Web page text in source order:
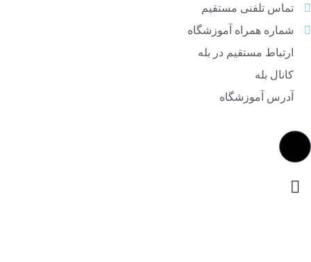
تماس تلفنی مستقیم
شماره همراه آموزشگاه
ارتباط مستقیم در بله
کانال بله
آدرس آموزشگاه